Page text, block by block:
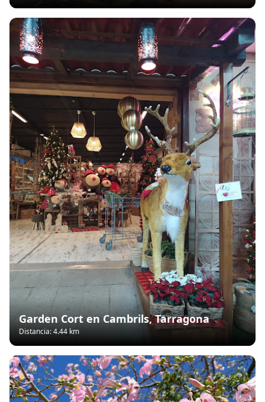
Garden Cort en Cambrils, Tarragona
Distancia: 4.44 km